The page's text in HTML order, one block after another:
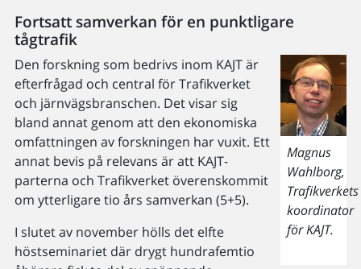
Fortsatt samverkan för en punktligare
tågtrafik
Magnus
Wahlborg,
Trafikverkets
koordinator
för KAJT.
Den forskning som bedrivs inom KAJT är
efterfrågad och central för Trafikverket
och järnvägsbranschen. Det visar sig
bland annat genom att den ekonomiska
omfattningen av forskningen har vuxit. Ett
annat bevis på relevans är att KAJT-
parterna och Trafikverket överenskommit
om ytterligare tio års samverkan (5+5).
I slutet av november hölls det elfte
höstseminariet där drygt hundrafemtio